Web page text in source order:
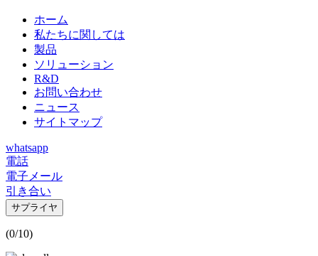
ホーム
私たちに関しては
製品
ソリューション
R&D
お問い合わせ
ニュース
サイトマップ
whatsapp
電話
電子メール
引き合い
サプライヤ
(0/10)